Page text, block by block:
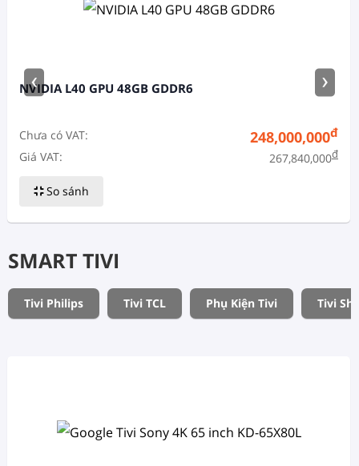
NVIDIA L40 GPU 48GB GDDR6
Chưa có VAT: 248,000,000đ
Giá VAT: 267,840,000đ
So sánh
‹ ›
SMART TIVI
Tivi Philips Tivi TCL Phụ Kiện Tivi Tivi